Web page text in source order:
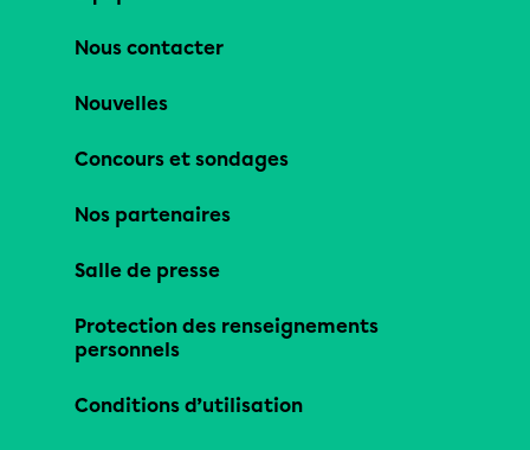
Nous contacter
Nouvelles
Concours et sondages
Nos partenaires
Salle de presse
Protection des renseignements
personnels
Conditions d’utilisation